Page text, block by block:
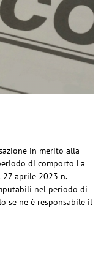
in merito alla
di comporto La
27 aprile 2023 n.
nel periodo di
se ne è responsabile il